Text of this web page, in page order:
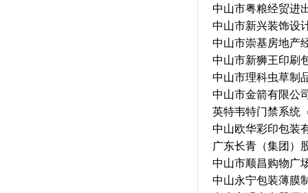
中山市粤粮经贸进
中山市新兴装饰设
中山市崇基房地产
中山市新狮王印刷
中山市理科虫草制
中山市金箭有限公
英特韦特门禁系统
中山欧华彩印包装
广东长青（集团）
中山市顺昌购物广
中山永宁包装薄膜